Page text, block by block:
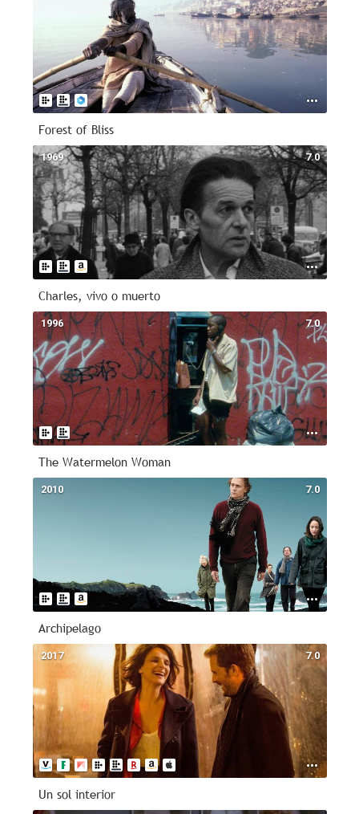
Forest of Bliss
7.0
1969
Charles, vivo o muerto
7.0
1996
The Watermelon Woman
7.0
2010
Archipelago
7.0
2017
Un sol interior